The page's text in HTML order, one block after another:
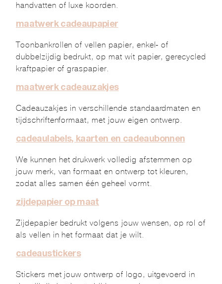
handvatten of luxe koorden.
maatwerk cadeaupapier
Toonbankrollen of vellen papier, enkel- of
dubbelzijdig bedrukt, op mat wit papier, gerecycled
kraftpapier of graspapier.
maatwerk cadeauzakjes
Cadeauzakjes in verschillende standaardmaten en
tijdschriftenformaat, met jouw eigen ontwerp.
cadeaulabels, kaarten en cadeaubonnen
We kunnen het drukwerk volledig afstemmen op
jouw merk, van formaat en ontwerp tot kleuren,
zodat alles samen één geheel vormt.
zijdepapier op maat
Zijdepapier bedrukt volgens jouw wensen, op rol of
als vellen in het formaat dat je wilt.
cadeaustickers
Stickers met jouw ontwerp of logo, uitgevoerd in